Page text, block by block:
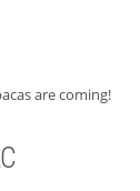
are coming!